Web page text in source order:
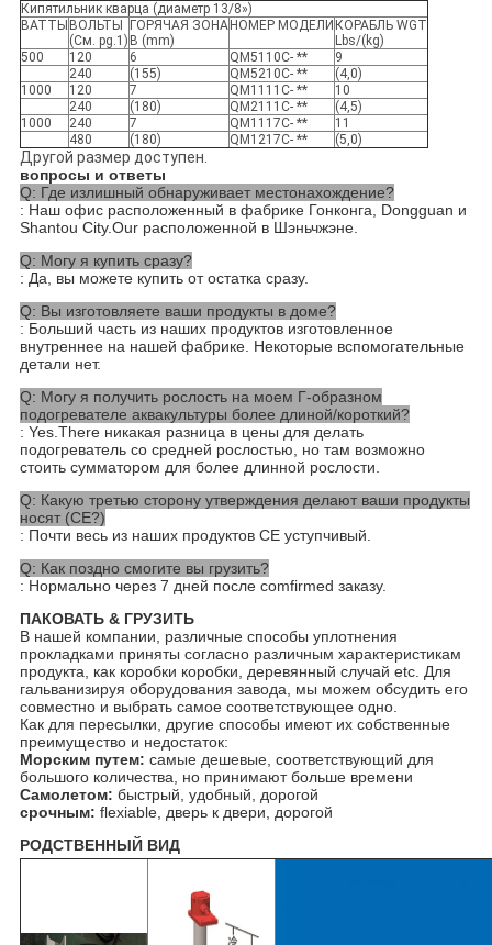
Кипятильник кварца (диаметр 13/8»)
ВАТТЫ ВОЛЬТЫ
(См. pg.1)
ГОРЯЧАЯ ЗОНА
В (mm)
НОМЕР МОДЕЛИ КОРАБЛЬ WGT
Lbs/(kg)
500
120 6 QM5110C- **
9
240
(155) QM5210C- **
(4,0)
1000
120 7 QM1111C- **
10
240
(180) QM2111C- **
(4,5)
1000
240 7 QM1117C- **
11
480
(180) QM1217C- ** (5,0)
Другой размер доступен.
вопросы и ответы
Q: Где излишный обнаруживает местонахождение?
: Наш офис расположенный в фабрике Гонконга, Dongguan и
Shantou City.Our расположенной в Шэньчжэне.
Q: Могу я купить сразу?
: Да, вы можете купить от остатка сразу.
Q: Вы изготовляете ваши продукты в доме?
: Больший часть из наших продуктов изготовленное
внутреннее на нашей фабрике. Некоторые вспомогательные
детали нет.
Q: Могу я получить рослость на моем Г-образном
подогревателе аквакультуры более длиной/короткий?
: Yes.There никакая разница в цены для делать
подогреватель со средней рослостью, но там возможно
стоить сумматором для более длинной рослости.
Q: Какую третью сторону утверждения делают ваши продукты
носят (CE?)
: Почти весь из наших продуктов CE уступчивый.
Q: Как поздно смогите вы грузить?
: Нормально через 7 дней после comfirmed заказу.
ПАКОВАТЬ & ГРУЗИТЬ
В нашей компании, различные способы уплотнения
прокладками приняты согласно различным характеристикам
продукта, как коробки коробки, деревянный случай etc. Для
гальванизируя оборудования завода, мы можем обсудить его
совместно и выбрать самое соответствующее одно.
Как для пересылки, другие способы имеют их собственные
преимущество и недостаток:
Морским путем: самые дешевые, соответствующий для
большого количества, но принимают больше времени
Самолетом: быстрый, удобный, дорогой
срочным: flexiable, дверь к двери, дорогой
РОДСТВЕННЫЙ ВИД